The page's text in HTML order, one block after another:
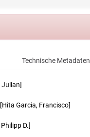
Technische Metadaten
Julian]
[Hita Garcia, Francisco]
D.]